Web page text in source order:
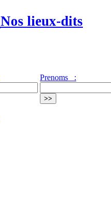
Nos lieux-dits
Prenoms :